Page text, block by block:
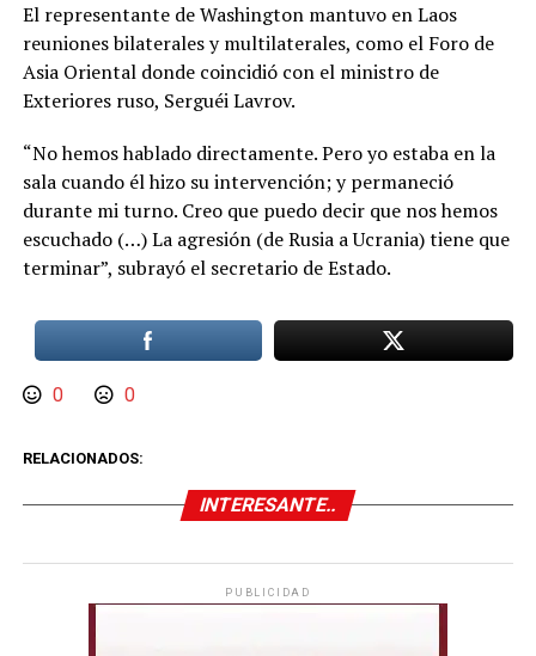
El representante de Washington mantuvo en Laos
reuniones bilaterales y multilaterales, como el Foro de
Asia Oriental donde coincidió con el ministro de
Exteriores ruso, Serguéi Lavrov.
“No hemos hablado directamente. Pero yo estaba en la
sala cuando él hizo su intervención; y permaneció
durante mi turno. Creo que puedo decir que nos hemos
escuchado (…) La agresión (de Rusia a Ucrania) tiene que
terminar”, subrayó el secretario de Estado.
0 0
RELACIONADOS:
INTERESANTE..
PUBLICIDAD